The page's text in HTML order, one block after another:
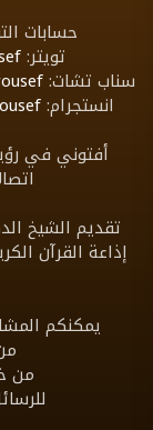
حسابات
تويتر:
سناب تشات:
انستجرام:
أفتوني في
تقديم الشيخ
يمكنكم
من
من